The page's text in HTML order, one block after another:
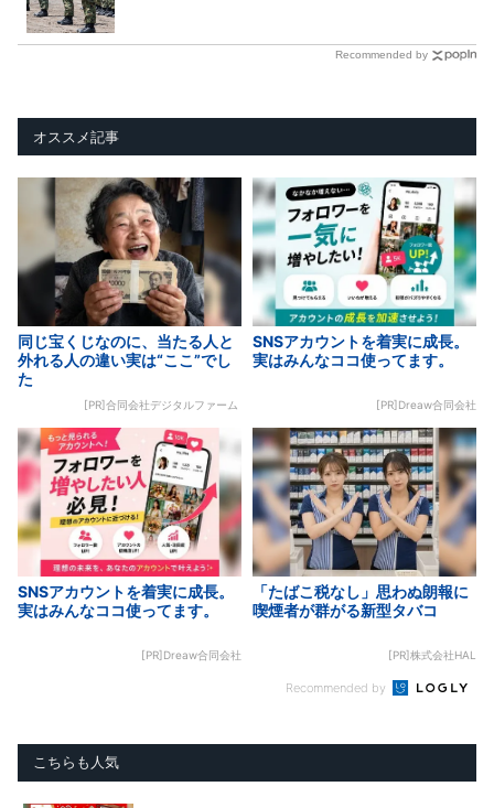
Recommended by
オススメ記事
同じ宝くじなのに、当たる人と
外れる人の違い実は“ここ”でし
た
[PR]合同会社デジタルファーム
SNSアカウントを着実に成長。
実はみんなココ使ってます。
[PR]Dreaw合同会社
SNSアカウントを着実に成長。
実はみんなココ使ってます。
[PR]Dreaw合同会社
「たばこ税なし」思わぬ朗報に
喫煙者が群がる新型タバコ
[PR]株式会社HAL
Recommended by
こちらも人気